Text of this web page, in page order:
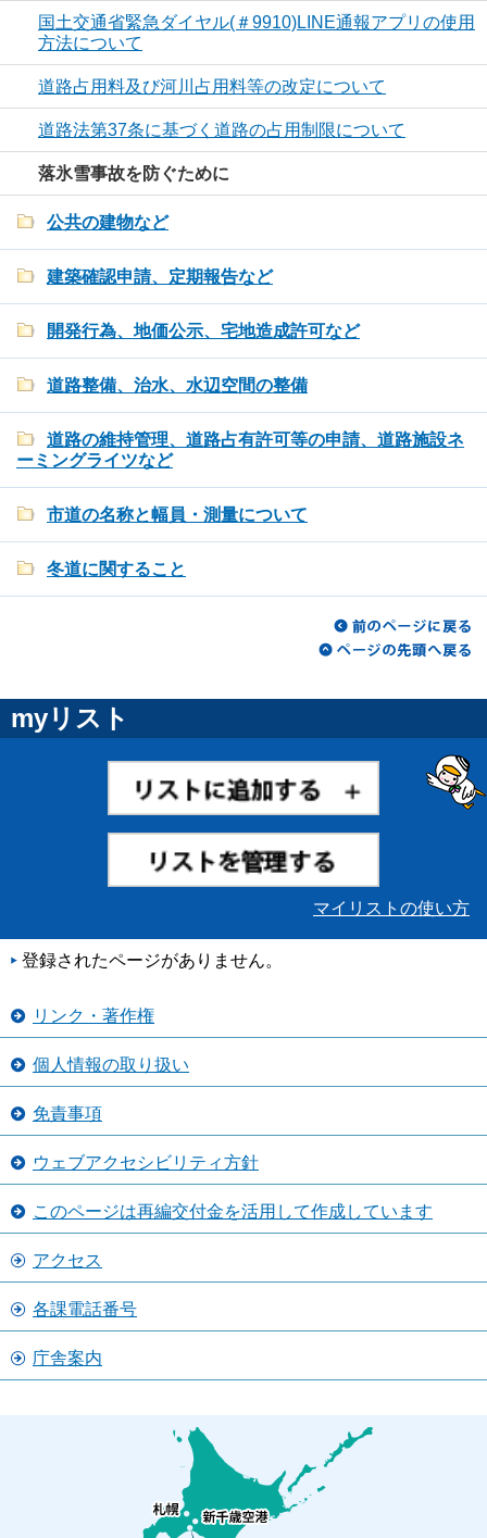
国土交通省緊急ダイヤル(＃9910)LINE通報アプリの使用
方法について
道路占用料及び河川占用料等の改定について
道路法第37条に基づく道路の占用制限について
落氷雪事故を防ぐために
公共の建物など
建築確認申請、定期報告など
開発行為、地価公示、宅地造成許可など
道路整備、治水、水辺空間の整備
道路の維持管理、道路占有許可等の申請、道路施設ネ
ーミングライツなど
市道の名称と幅員・測量について
冬道に関すること
myリスト
マイリストの使い方
登録されたページがありません。
リンク・著作権
個人情報の取り扱い
免責事項
ウェブアクセシビリティ方針
このページは再編交付金を活用して作成しています
アクセス
各課電話番号
庁舎案内